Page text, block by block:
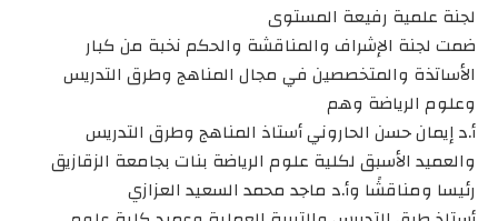
لجنة علمية رفيعة المستوى
ضمت لجنة الإشراف والمناقشة والحكم نخبة من كبار
الأساتذة والمتخصصين في مجال المناهج وطرق التدريس
وعلوم الرياضة وهم
أ.د إيمان حسن الحاروني أستاذ المناهج وطرق التدريس
والعميد الأسبق لكلية علوم الرياضة بنات بجامعة الزقازيق
رئيسا ومناقشًا وأ.د ماجد محمد السعيد العزازي